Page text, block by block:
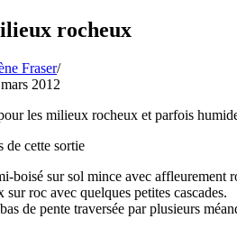
rocheux
Fraser
2012
les milieux rocheux et parfois
de cette sortie
boisé sur sol mince avec affleurement
sur roc avec quelques petites cascades.
de pente traversée par plusieurs